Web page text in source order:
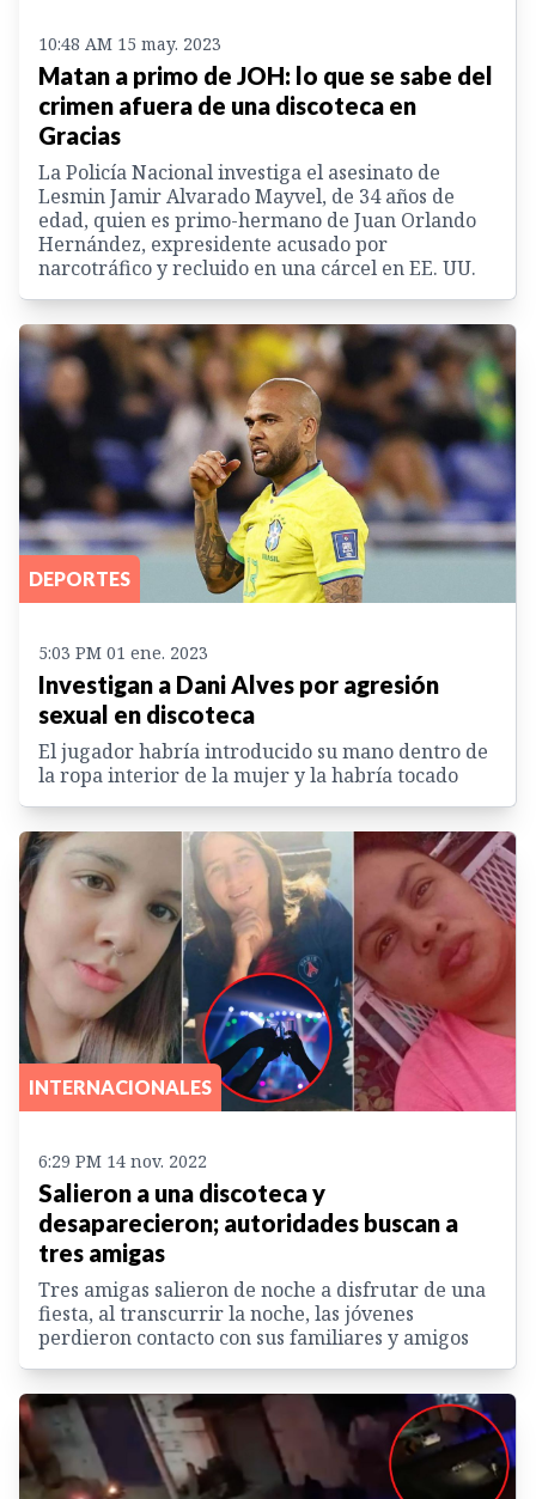
10:48 AM 15 may. 2023
Matan a primo de JOH: lo que se sabe del
crimen afuera de una discoteca en
Gracias
La Policía Nacional investiga el asesinato de
Lesmin Jamir Alvarado Mayvel, de 34 años de
edad, quien es primo-hermano de Juan Orlando
Hernández, expresidente acusado por
narcotráfico y recluido en una cárcel en EE. UU.
DEPORTES
5:03 PM 01 ene. 2023
Investigan a Dani Alves por agresión
sexual en discoteca
El jugador habría introducido su mano dentro de
la ropa interior de la mujer y la habría tocado
INTERNACIONALES
6:29 PM 14 nov. 2022
Salieron a una discoteca y
desaparecieron; autoridades buscan a
tres amigas
Tres amigas salieron de noche a disfrutar de una
fiesta, al transcurrir la noche, las jóvenes
perdieron contacto con sus familiares y amigos